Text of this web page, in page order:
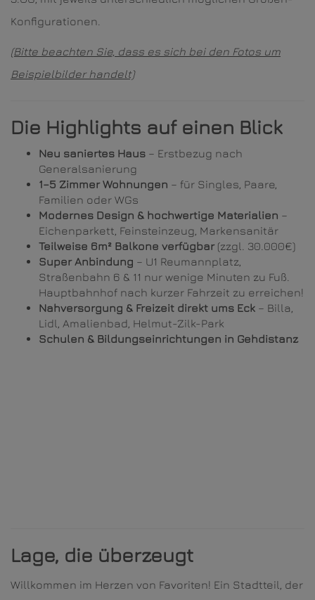
Konfigurationen.
(Bitte beachten Sie, dass es sich bei den Fotos um
Beispielbilder handelt)
Die Highlights auf einen Blick
Neu saniertes Haus – Erstbezug nach
Generalsanierung
1–5 Zimmer Wohnungen – für Singles, Paare,
Familien oder WGs
Modernes Design & hochwertige Materialien –
Eichenparkett, Feinsteinzeug, Markensanitär
Teilweise 6m² Balkone verfügbar (zzgl. 30.000€)
Super Anbindung – U1 Reumannplatz,
Straßenbahn 6 & 11 nur wenige Minuten zu Fuß.
Hauptbahnhof nach kurzer Fahrzeit zu erreichen!
Nahversorgung & Freizeit direkt ums Eck – Billa,
Lidl, Amalienbad, Helmut-Zilk-Park
Schulen & Bildungseinrichtungen in Gehdistanz
Lage, die überzeugt
Willkommen im Herzen von Favoriten! Ein Stadtteil, der